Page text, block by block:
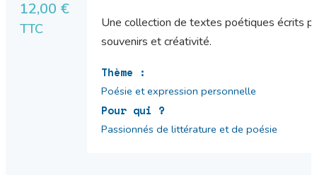
12,00 €
TTC
Une collection de textes poétiques écrits
souvenirs et créativité.
Thème :
Poésie et expression personnelle
Pour qui ?
Passionnés de littérature et de poésie